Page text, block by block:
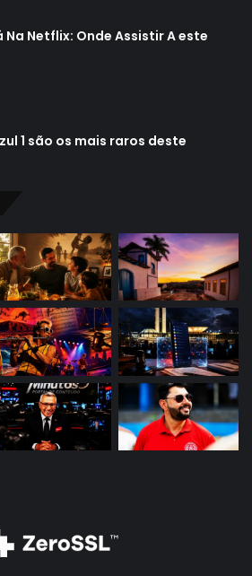
Netflix: Onde Assistir A este
1 são os mais raros deste